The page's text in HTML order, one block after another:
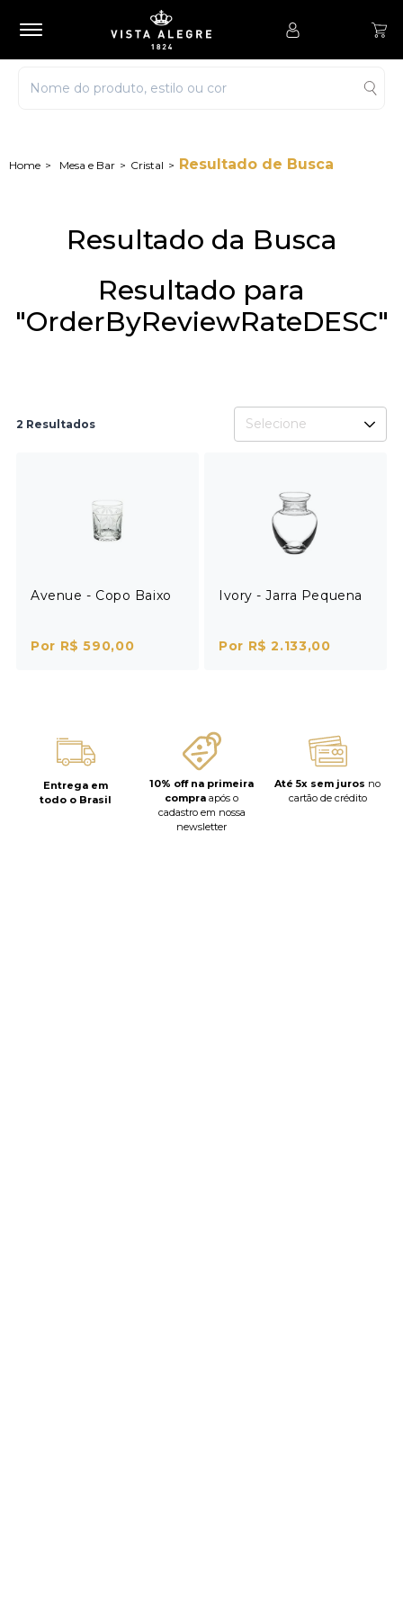
Mesa e Bar Cristal Resultado de Busca
Resultado da Busca
Resultado para
"OrderByReviewRateDESC"
2 Resultados Selecione
Avenue - Copo Baixo
Por R$ 590,00
Ivory - Jarra Pequena
Por R$ 2.133,00
Entrega em
todo o Brasil
10% off na primeira
compra após o
cadastro em nossa
newsletter
Até 5x sem juros no
cartão de crédito